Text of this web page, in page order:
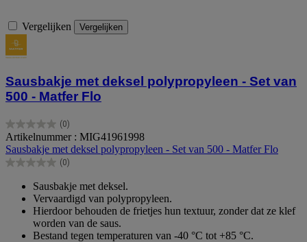
Vergelijken Vergelijken
Sausbakje met deksel polypropyleen - Set van
500 - Matfer Flo
(0)
0.0
van
de
5
Artikelnummer : MIG41961998
Sausbakje met deksel polypropyleen - Set van 500 - Matfer Flo
(0)
0.0
sterren.
Sausbakje met deksel.
Vervaardigd van polypropyleen.
Hierdoor behouden de frietjes hun textuur, zonder dat ze klef
worden van de saus.
Bestand tegen temperaturen van -40 °C tot +85 °C.